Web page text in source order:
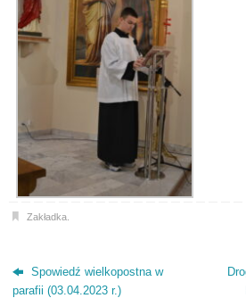
Zakładka.
Spowiedź wielkopostna w
parafii (03.04.2023 r.)